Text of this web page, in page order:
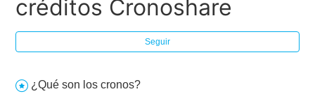
créditos Cronoshare
Seguir
¿Qué son los cronos?